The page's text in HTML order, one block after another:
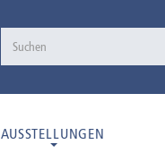
AUSSTELLUNGEN